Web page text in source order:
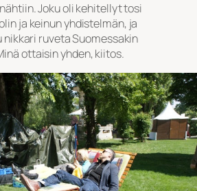
Joku oli kehitellyt tosi
ja keinun yhdistelmän, ja
nikkari ruveta Suomessakin
ottaisin yhden, kiitos.